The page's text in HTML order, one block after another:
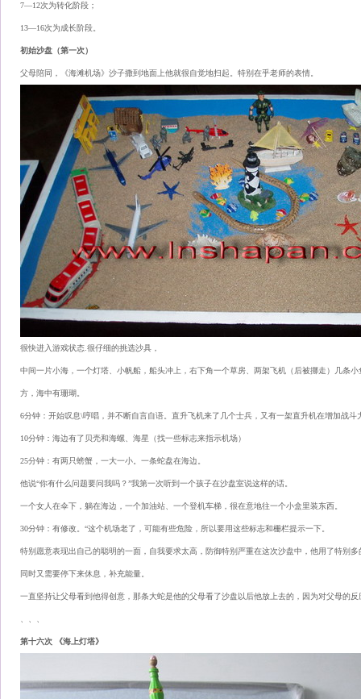
7—12次为转化阶段；
13—16次为成长阶段。
初始沙盘（第一次）
父母陪同，《海滩机场》沙子撒到地面上他就很自觉地扫起。特别在乎老师的表情。
很快进入游戏状态.很仔细的挑选沙具，
中间一片小海，一个灯塔、小帆船，船头冲上，右下角一个草房、两架飞机（后被挪走）几条
方，海中有珊瑚。
6分钟：开始叹息\哼唱，并不断自言自语。直升飞机来了几个士兵，又有一架直升机在增加战斗
10分钟：海边有了贝壳和海螺、海星（找一些标志来指示机场）
25分钟：有两只螃蟹，一大一小。一条蛇盘在海边。
他说“你有什么问题要问我吗？”我第一次听到一个孩子在沙盘室说这样的话。
一个女人在伞下，躺在海边，一个加油站、一个登机车梯，很在意地往一个小盒里装东西。
30分钟：有修改。“这个机场老了，可能有些危险，所以要用这些标志和栅栏提示一下。
特别愿意表现出自己的聪明的一面，自我要求太高，防御特别严重在这次沙盘中，他用了特别
同时又需要停下来休息，补充能量。
一直坚持让父母看到他得创意，那条大蛇是他的父母看了沙盘以后他放上去的，因为对父母的反
第十六次 《海上灯塔》